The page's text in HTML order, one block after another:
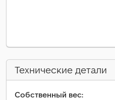
Технические детали
Собственный вес: